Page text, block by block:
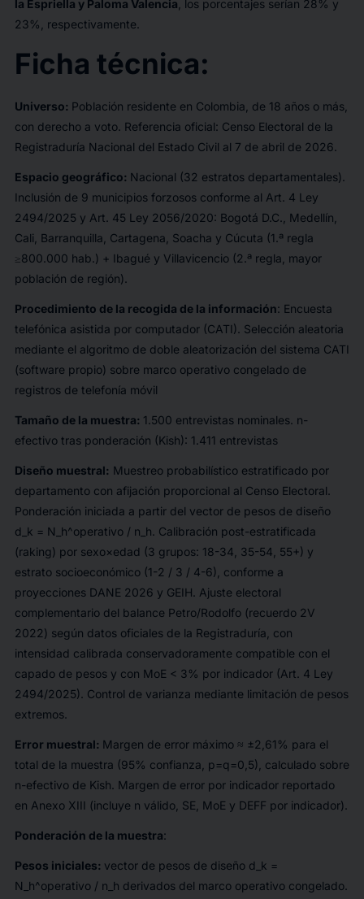
la Espriella y Paloma Valencia , los porcentajes serían 28% y
23%, respectivamente.
Ficha técnica:
Universo: Población residente en Colombia, de 18 años o más,
con derecho a voto. Referencia oficial: Censo Electoral de la
Registraduría Nacional del Estado Civil al 7 de abril de 2026.
Espacio geográfico: Nacional (32 estratos departamentales).
Inclusión de 9 municipios forzosos conforme al Art. 4 Ley
2494/2025 y Art. 45 Ley 2056/2020: Bogotá D.C., Medellín,
Cali, Barranquilla, Cartagena, Soacha y Cúcuta (1.ª regla
≥800.000 hab.) + Ibagué y Villavicencio (2.ª regla, mayor
población de región).
Procedimiento de la recogida de la información: Encuesta
telefónica asistida por computador (CATI). Selección aleatoria
mediante el algoritmo de doble aleatorización del sistema CATI
(software propio) sobre marco operativo congelado de
registros de telefonía móvil
Tamaño de la muestra: 1.500 entrevistas nominales. n-
efectivo tras ponderación (Kish): 1.411 entrevistas
Diseño muestral: Muestreo probabilístico estratificado por
departamento con afijación proporcional al Censo Electoral.
Ponderación iniciada a partir del vector de pesos de diseño
d_k = N_h^operativo / n_h. Calibración post-estratificada
(raking) por sexo×edad (3 grupos: 18-34, 35-54, 55+) y
estrato socioeconómico (1-2 / 3 / 4-6), conforme a
proyecciones DANE 2026 y GEIH. Ajuste electoral
complementario del balance Petro/Rodolfo (recuerdo 2V
2022) según datos oficiales de la Registraduría, con
intensidad calibrada conservadoramente compatible con el
capado de pesos y con MoE < 3% por indicador (Art. 4 Ley
2494/2025). Control de varianza mediante limitación de pesos
extremos.
Error muestral: Margen de error máximo ≈ ±2,61% para el
total de la muestra (95% confianza, p=q=0,5), calculado sobre
n-efectivo de Kish. Margen de error por indicador reportado
en Anexo XIII (incluye n válido, SE, MoE y DEFF por indicador).
Ponderación de la muestra:
Pesos iniciales: vector de pesos de diseño d_k =
N_h^operativo / n_h derivados del marco operativo congelado.